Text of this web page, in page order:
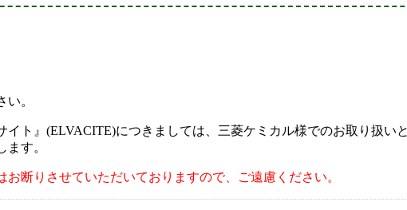
。
ト』(ELVACITE)につきましては、三菱ケミカル様でのお取り扱い
す。
断りさせていただいておりますので、ご遠慮ください。